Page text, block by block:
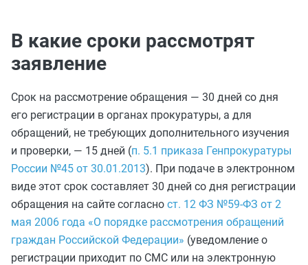
В какие сроки рассмотрят
заявление
Срок на рассмотрение обращения — 30 дней со дня
его регистрации в органах прокуратуры, а для
обращений, не требующих дополнительного изучения
и проверки, — 15 дней (п. 5.1 приказа Генпрокуратуры
России №45 от 30.01.2013). При подаче в электронном
виде этот срок составляет 30 дней со дня регистрации
обращения на сайте согласно ст. 12 ФЗ №59-ФЗ от 2
мая 2006 года «О порядке рассмотрения обращений
граждан Российской Федерации» (уведомление о
регистрации приходит по СМС или на электронную